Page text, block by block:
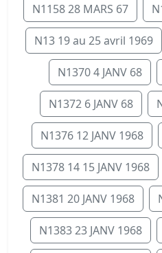
N1158 28 MARS 67
N13 19 au 25 avril 1969
N1370 4 JANV 68
N1372 6 JANV 68
N1376 12 JANV 1968
N1378 14 15 JANV 1968
N1381 20 JANV 1968
N1383 23 JANV 1968